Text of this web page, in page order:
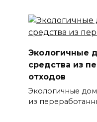
Экологичные
средства из
отходов
Экологичные
из